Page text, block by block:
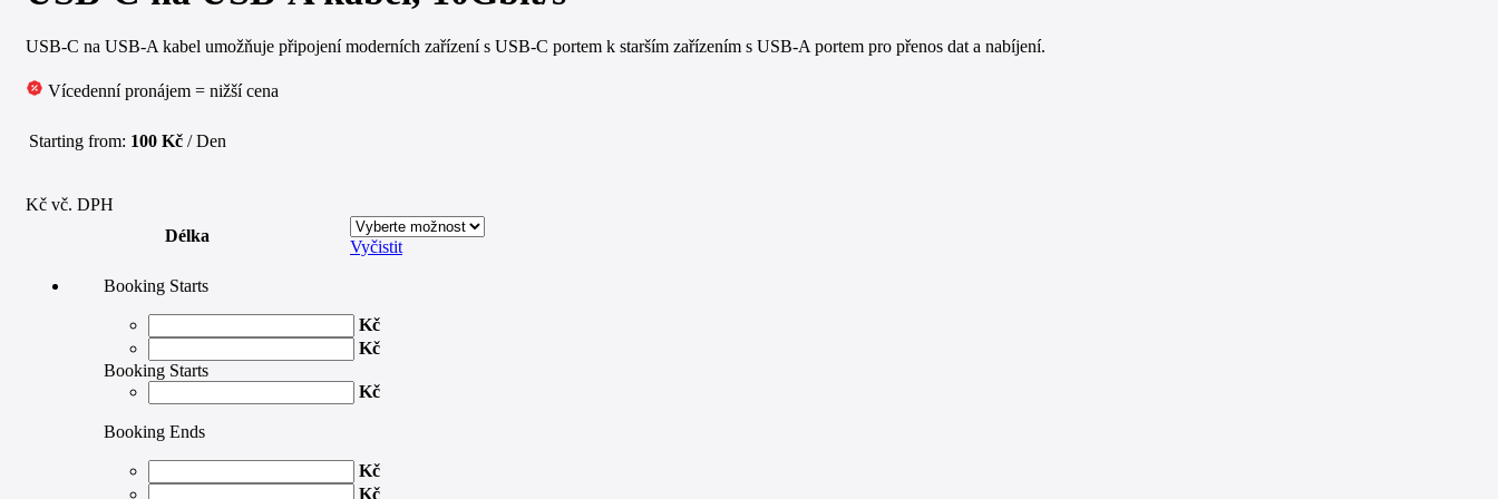
USB-C na USB-A kabel umožňuje připojení moderních zařízení s USB-C portem k starším zařízením s USB-A portem pro přenos dat a nabíjení.
Vícedenní pronájem = nižší cena
Starting from: 100 Kč / Den
Kč vč. DPH
Délka
Vyčistit
Booking Starts
Kč
Kč
Booking Starts
Kč
Booking Ends
Kč
Kč